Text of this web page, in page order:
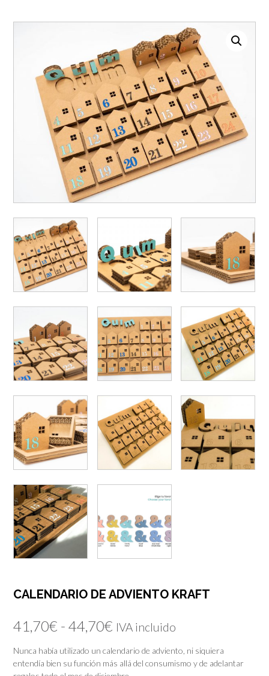
CALENDARIO DE ADVIENTO KRAFT
41,70€ - 44,70€ Rango
de
precios:
IVA incluido
Nunca había utilizado un calendario de adviento, ni siquiera
entendía bien su función más allá del consumismo y de adelantar